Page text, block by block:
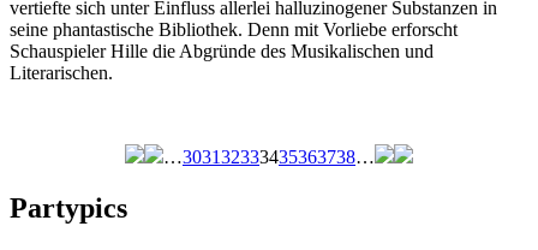
vertiefte sich unter Einfluss allerlei halluzinogener Substanzen in
seine phantastische Bibliothek. Denn mit Vorliebe erforscht
Schauspieler Hille die Abgründe des Musikalischen und
Literarischen.
…303132333435363738…
Partypics